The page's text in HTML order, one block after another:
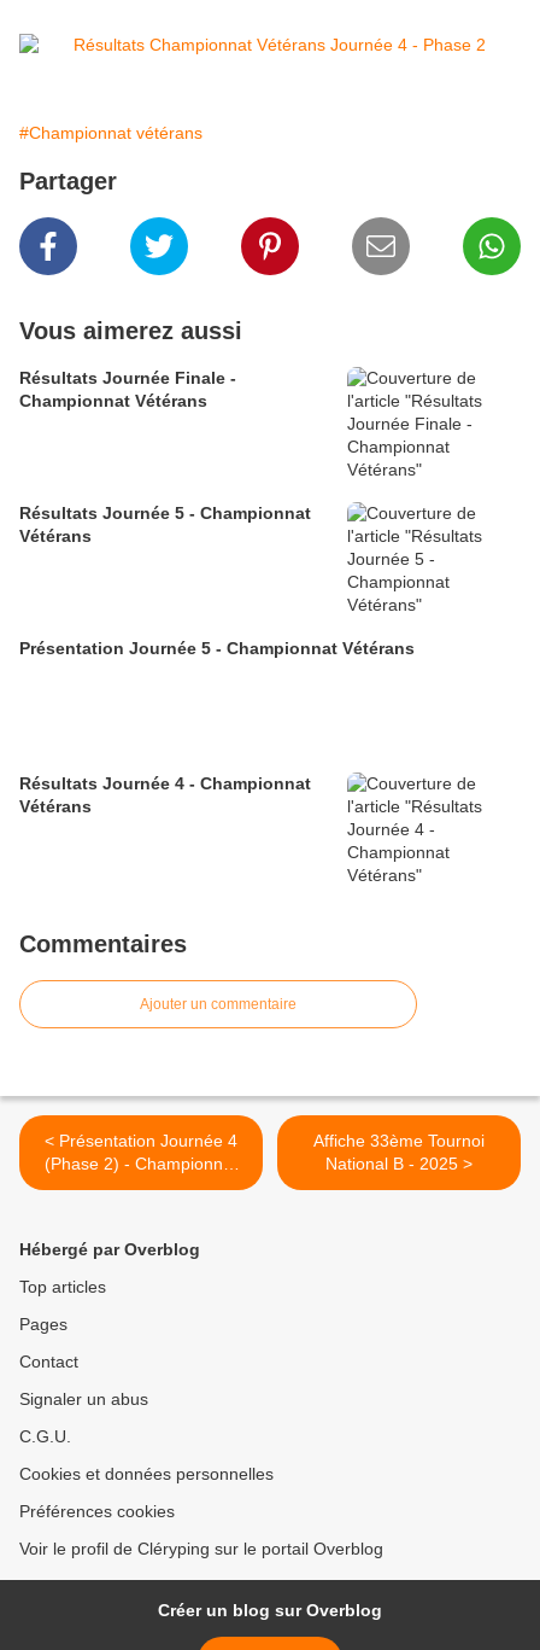
#Championnat vétérans
Partager
Vous aimerez aussi
Résultats Journée Finale -
Championnat Vétérans
Résultats Journée 5 - Championnat
Vétérans
Présentation Journée 5 - Championnat Vétérans
Résultats Journée 4 - Championnat
Vétérans
Commentaires
Ajouter un commentaire
< Présentation Journée 4
(Phase 2) - Championnat
Vétérans
Affiche 33ème Tournoi
National B - 2025 >
Hébergé par Overblog
Top articles
Pages
Contact
Signaler un abus
C.G.U.
Cookies et données personnelles
Préférences cookies
Voir le profil de Cléryping sur le portail Overblog
Créer un blog sur Overblog